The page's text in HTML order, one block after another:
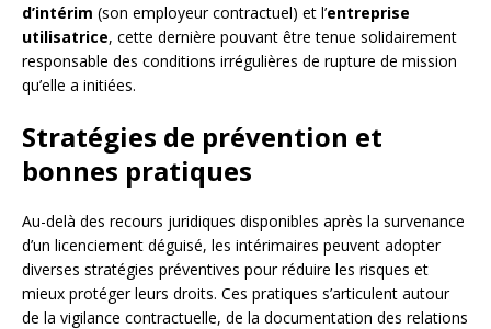
d’intérim (son employeur contractuel) et l’entreprise
utilisatrice, cette dernière pouvant être tenue solidairement
responsable des conditions irrégulières de rupture de mission
qu’elle a initiées.
Stratégies de prévention et
bonnes pratiques
Au-delà des recours juridiques disponibles après la survenance
d’un licenciement déguisé, les intérimaires peuvent adopter
diverses stratégies préventives pour réduire les risques et
mieux protéger leurs droits. Ces pratiques s’articulent autour
de la vigilance contractuelle, de la documentation des relations